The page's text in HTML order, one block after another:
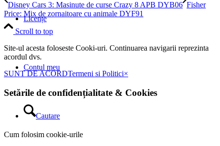
Licențe
Contul meu
Cautare
Disney Cars 3: Masinute de curse Crazy 8 APB DYB06 Fisher
Price: Mix de zornaitoare cu animale DYF91
Scroll to top
Site-ul acesta foloseste Cooki-uri. Continuarea navigarii reprezinta
acordul dvs.
SUNT DE ACORDTermeni si Politici×
Setările de confidențialitate & Cookies
Cum folosim cookie-urile